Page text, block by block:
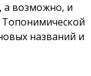
а возможно, и
Топонимической
названий и